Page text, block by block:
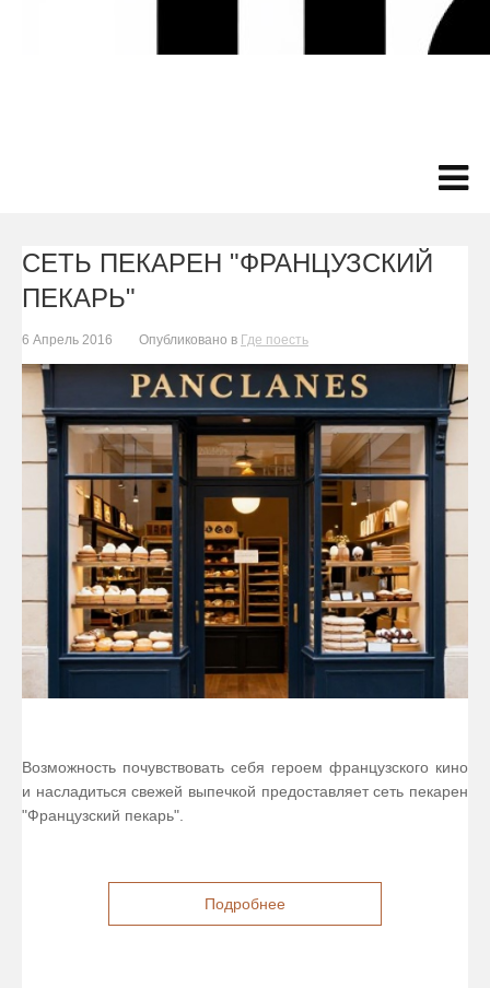
СЕТЬ ПЕКАРЕН "ФРАНЦУЗСКИЙ
ПЕКАРЬ"
6 Апрель 2016 Опубликовано в Где поесть
Возможность почувствовать себя героем французского кино
и насладиться свежей выпечкой предоставляет сеть пекарен
"Французский пекарь".
Подробнее